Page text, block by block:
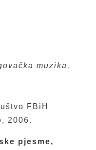
muzika,
FBiH
2006.
pjesme,